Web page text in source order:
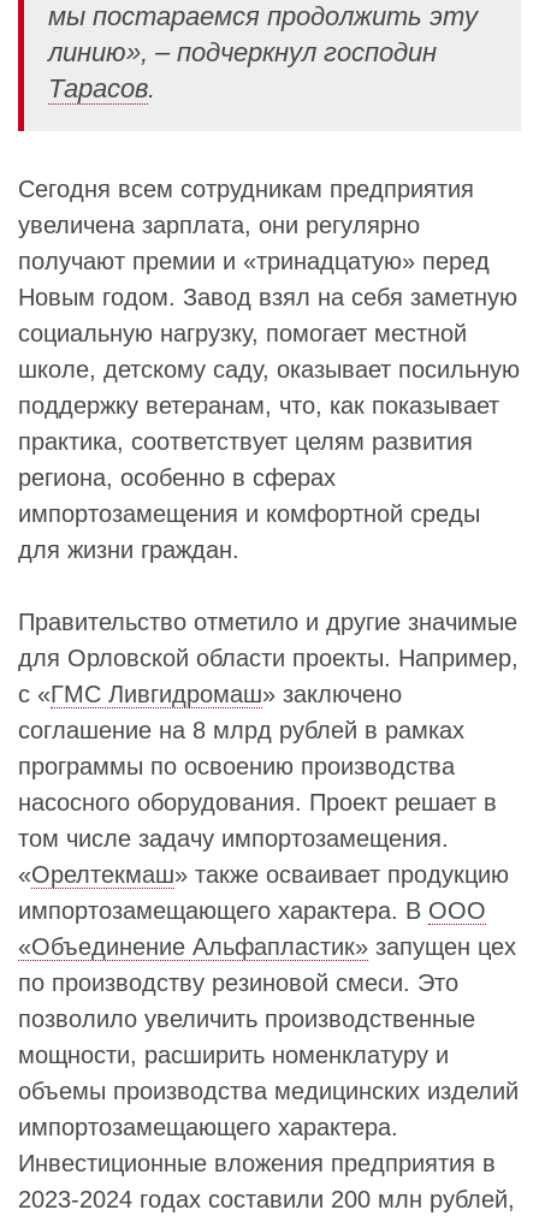
мы постараемся продолжить эту
линию», – подчеркнул господин
Тарасов.
Сегодня всем сотрудникам предприятия
увеличена зарплата, они регулярно
получают премии и «тринадцатую» перед
Новым годом. Завод взял на себя заметную
социальную нагрузку, помогает местной
школе, детскому саду, оказывает посильную
поддержку ветеранам, что, как показывает
практика, соответствует целям развития
региона, особенно в сферах
импортозамещения и комфортной среды
для жизни граждан.
Правительство отметило и другие значимые
для Орловской области проекты. Например,
с «ГМС Ливгидромаш» заключено
соглашение на 8 млрд рублей в рамках
программы по освоению производства
насосного оборудования. Проект решает в
том числе задачу импортозамещения.
«Орелтекмаш» также осваивает продукцию
импортозамещающего характера. В ООО
«Объединение Альфапластик» запущен цех
по производству резиновой смеси. Это
позволило увеличить производственные
мощности, расширить номенклатуру и
объемы производства медицинских изделий
импортозамещающего характера.
Инвестиционные вложения предприятия в
2023-2024 годах составили 200 млн рублей,